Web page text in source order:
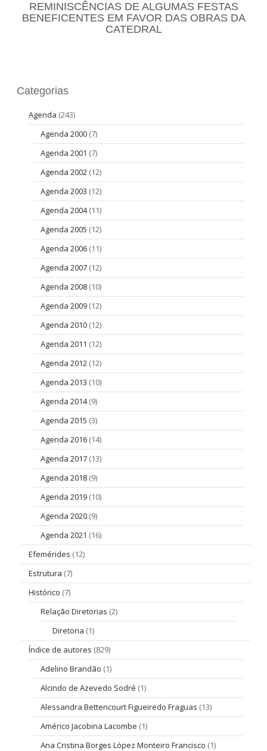
REMINISCÊNCIAS DE ALGUMAS FESTAS
BENEFICENTES EM FAVOR DAS OBRAS DA
CATEDRAL
Categorias
Agenda (243)
Agenda 2000 (7)
Agenda 2001 (7)
Agenda 2002 (12)
Agenda 2003 (12)
Agenda 2004(11)
Agenda 2005 (12)
Agenda 2006 (11)
Agenda 2007 (12)
Agenda 2008 (10)
Agenda 2009 (12)
Agenda 2010 (12)
Agenda 2011 (12)
Agenda 2012 (12)
Agenda 2013 (10)
Agenda 2014(9)
Agenda 2015 (3)
Agenda 2016 (14)
Agenda 2017 (13)
Agenda 2018 (9)
Agenda 2019 (10)
Agenda 2020 (9)
Agenda 2021 (16)
Efemérides (12)
Estrutura (7)
Histórico (7)
Relação Diretorias (2)
Diretoria (1)
Índice de autores (829)
Adelino Brandão (1)
Alcindo de Azevedo Sodré (1)
Alessandra Bettencourt Figueiredo Fraguas (13)
Américo Jacobina Lacombe (1)
Ana Cristina Borges López Monteiro Francisco (1)